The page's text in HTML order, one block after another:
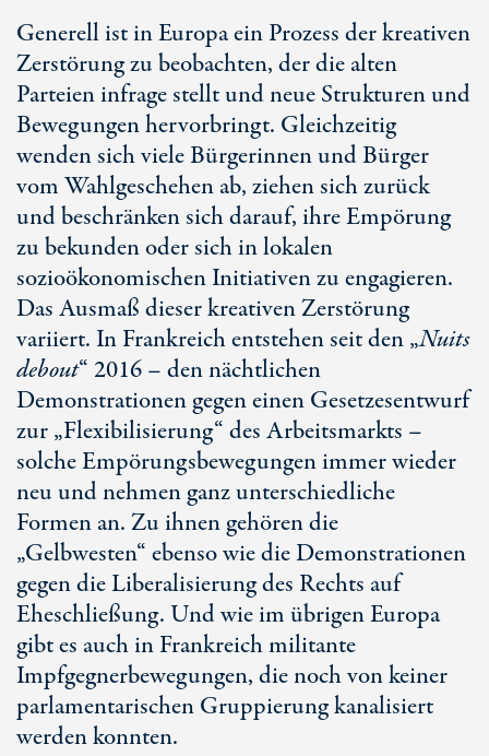
Generell ist in Europa ein Prozess der kreativen
Zerstörung zu beobachten, der die alten
Parteien infrage stellt und neue Strukturen und
Bewegungen hervorbringt. Gleichzeitig
wenden sich viele Bürgerinnen und Bürger
vom Wahlgeschehen ab, ziehen sich zurück
und beschränken sich darauf, ihre Empörung
zu bekunden oder sich in lokalen
sozioökonomischen Initiativen zu engagieren.
Das Ausmaß dieser kreativen Zerstörung
variiert. In Frankreich entstehen seit den „Nuits
debout“ 2016 – den nächtlichen
Demonstrationen gegen einen Gesetzesentwurf
zur „Flexibilisierung“ des Arbeitsmarkts –
solche Empörungsbewegungen immer wieder
neu und nehmen ganz unterschiedliche
Formen an. Zu ihnen gehören die
„Gelbwesten“ ebenso wie die Demonstrationen
gegen die Liberalisierung des Rechts auf
Eheschließung. Und wie im übrigen Europa
gibt es auch in Frankreich militante
Impfgegnerbewegungen, die noch von keiner
parlamentarischen Gruppierung kanalisiert
werden konnten.